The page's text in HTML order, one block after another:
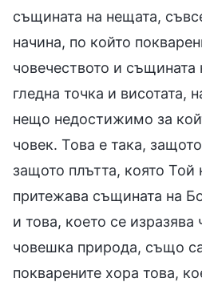
същината на нещата,
начина, по който
човечеството и същината
гледна точка и висотата,
нещо недостижимо за
човек. Това е така,
защото плътта, която
притежава същината на
и това, което се изразява
човешка природа, също
покварените хора това,